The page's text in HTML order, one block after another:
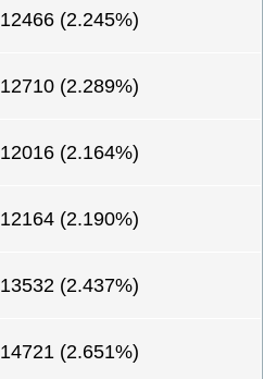
12466 (2.245%)
12710 (2.289%)
12016 (2.164%)
12164 (2.190%)
13532 (2.437%)
14721 (2.651%)